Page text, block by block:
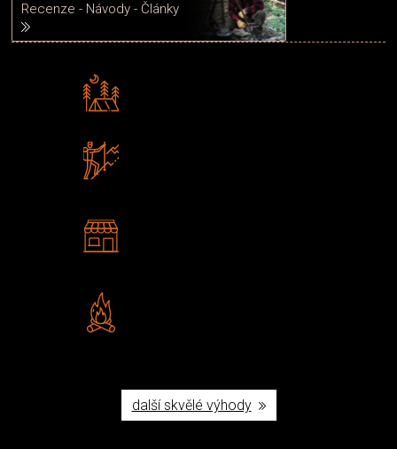
Recenze - Návody - Články
další skvělé výhody